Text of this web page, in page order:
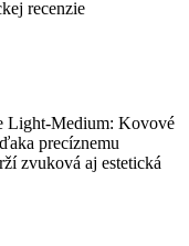
recenzie
Light-Medium: Kovové
precíznemu
zvuková aj estetická